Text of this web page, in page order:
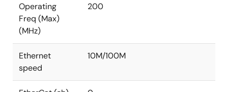
Operating
Freq (Max)
(MHz)
200
Ethernet
speed
10M/100M